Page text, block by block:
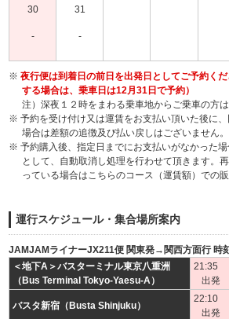
30
-
31
-
※夜行便は到着日の前日を出発日としてご予約く
する場合は、乗車日は12月31日で予約）
注）深夜１２時をまわる乗車地からご乗車の方は
※ 予約を受け付け又は運賃をお支払い頂いた後に
場合は差額の追徴及び払い戻しはございません。
※ 予約購入後、指定日までにお支払いがなかった
として、自動取消し処理を行わせて頂きます。
っている場合はこちらのコース（運賃額）での
運行スケジュール・集合場所案内
JAMJAMライナーJX211便 関東発→関西方面行 時
＜地下A＞バスターミナル東京八重洲
（Bus Terminal Tokyo-Yaesu-A）
21:35
出発
バスタ新宿（Busta Shinjuku）
22:10
出発